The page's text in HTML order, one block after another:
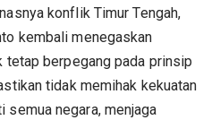
konflik Timur Tengah,
kembali menegaskan
tetap berpegang pada prinsip
tidak memihak kekuatan
semua negara, menjaga